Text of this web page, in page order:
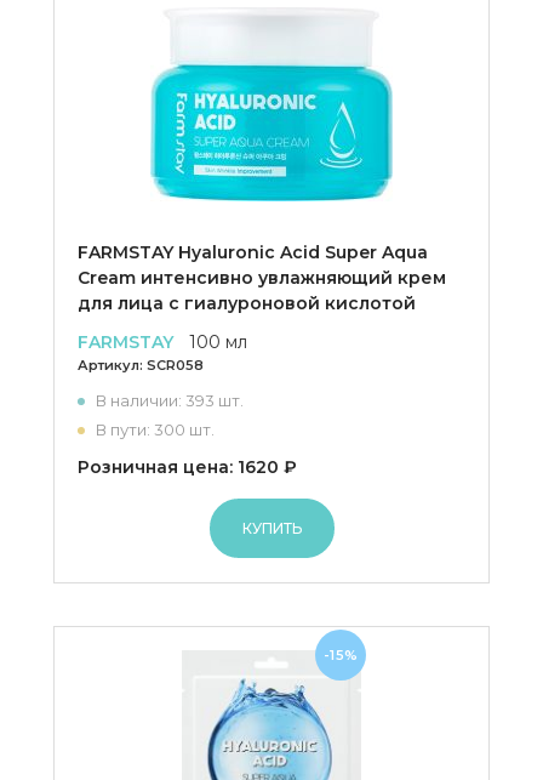
FARMSTAY Hyaluronic Acid Super Aqua
Cream интенсивно увлажняющий крем
для лица с гиалуроновой кислотой
FARMSTAY
100 мл
Артикул: SCR058
В наличии: 393 шт.
В пути: 300 шт.
Розничная цена: 1620 ₽
КУПИТЬ
-15%